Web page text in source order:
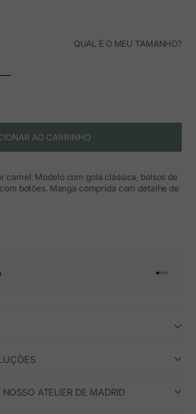
QUAL É O MEU TAMANHO?
AO CARRINHO
camel. Modelo com gola clássica, bolsos de
botões. Manga comprida com detalhe de
Ir para o
Ir para
Ir para
Ir para
ATELIER DE MADRID